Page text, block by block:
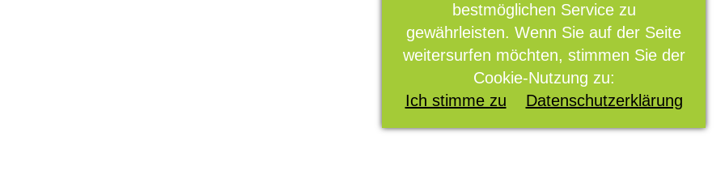
bestmöglichen Service zu
gewährleisten. Wenn Sie auf der Seite
weitersurfen möchten, stimmen Sie der
Cookie-Nutzung zu:
Ich stimme zu
Datenschutzerklärung